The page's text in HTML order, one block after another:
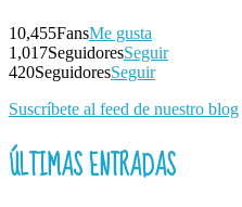
10,455FansMe gusta
1,017SeguidoresSeguir
420SeguidoresSeguir
Suscríbete al feed de nuestro blog
ÚLTIMAS ENTRADAS